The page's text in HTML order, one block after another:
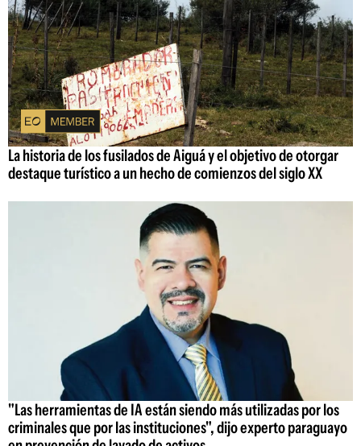
La historia de los fusilados de Aiguá y el objetivo de otorgar
destaque turístico a un hecho de comienzos del siglo XX
"Las herramientas de IA están siendo más utilizadas por los
criminales que por las instituciones", dijo experto paraguayo